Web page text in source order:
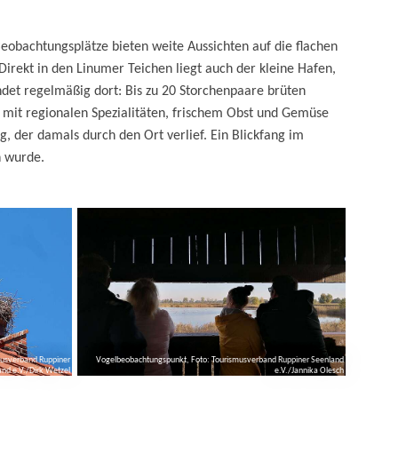
bieten weite Aussichten auf die flachen
in den Linumer Teichen liegt auch der kleine Hafen,
regelmäßig dort: Bis zu 20 Storchenpaare brüten
regionalen Spezialitäten, frischem Obst und Gemüse
der damals durch den Ort verlief. Ein Blickfang im
wurde.
Ruppiner
e.V./Dirk Wetzel
Vogelbeobachtungspunkt, Foto: Tourismusverband Ruppiner Seenland
e.V./Jannika Olesch